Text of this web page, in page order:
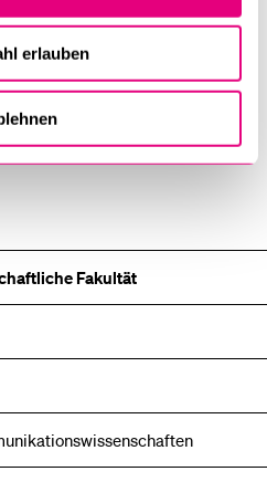
erlauben
Fakultät
Bachelor-Studiengänge